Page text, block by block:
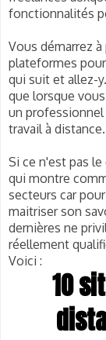
fonctionnalités
Vous démarrez
plateformes
qui suit et allez-
que lorsque
un
travail à distance.
Si ce n'est pas
qui montre
secteurs car
maitriser son
dernières ne
réellement
Voici :
10